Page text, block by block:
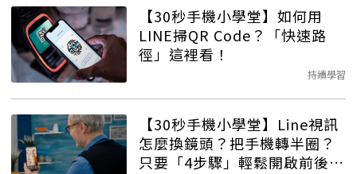
【30秒手機小學堂】如何用
LINE掃QR Code？「快速路
徑」這裡看！
持續學習
【30秒手機小學堂】Line視訊
怎麼換鏡頭？把手機轉半圈？
只要「4步驟」輕鬆開啟前後鏡